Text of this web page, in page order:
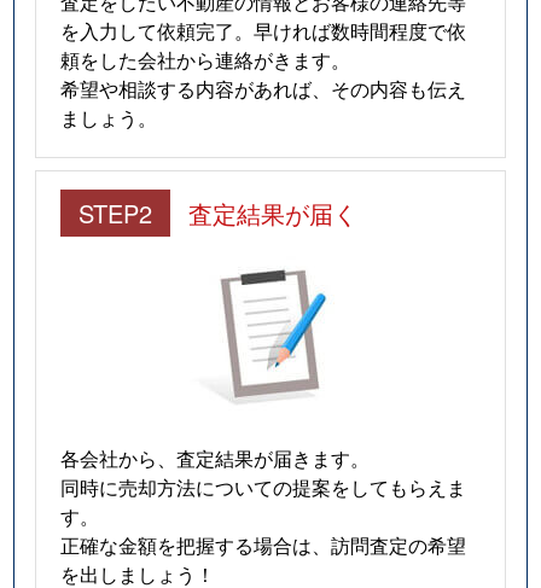
を入力して依頼完了。早ければ数時間程度で依
頼をした会社から連絡がきます。
希望や相談する内容があれば、その内容も伝え
ましょう。
STEP2 査定結果が届く
各会社から、査定結果が届きます。
同時に売却方法についての提案をしてもらえま
す。
正確な金額を把握する場合は、訪問査定の希望
を出しましょう！